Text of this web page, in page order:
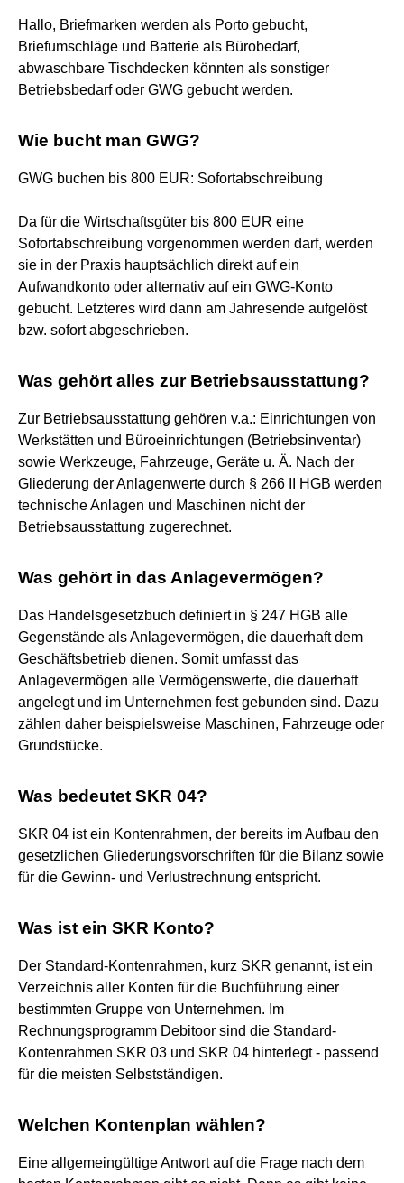
Hallo, Briefmarken werden als Porto gebucht,
Briefumschläge und Batterie als Bürobedarf,
abwaschbare Tischdecken könnten als sonstiger
Betriebsbedarf oder GWG gebucht werden.
Wie bucht man GWG?
GWG buchen bis 800 EUR: Sofortabschreibung
Da für die Wirtschaftsgüter bis 800 EUR eine
Sofortabschreibung vorgenommen werden darf, werden
sie in der Praxis hauptsächlich direkt auf ein
Aufwandkonto oder alternativ auf ein GWG-Konto
gebucht. Letzteres wird dann am Jahresende aufgelöst
bzw. sofort abgeschrieben.
Was gehört alles zur Betriebsausstattung?
Zur Betriebsausstattung gehören v.a.: Einrichtungen von
Werkstätten und Büroeinrichtungen (Betriebsinventar)
sowie Werkzeuge, Fahrzeuge, Geräte u. Ä. Nach der
Gliederung der Anlagenwerte durch § 266 II HGB werden
technische Anlagen und Maschinen nicht der
Betriebsausstattung zugerechnet.
Was gehört in das Anlagevermögen?
Das Handelsgesetzbuch definiert in § 247 HGB alle
Gegenstände als Anlagevermögen, die dauerhaft dem
Geschäftsbetrieb dienen. Somit umfasst das
Anlagevermögen alle Vermögenswerte, die dauerhaft
angelegt und im Unternehmen fest gebunden sind. Dazu
zählen daher beispielsweise Maschinen, Fahrzeuge oder
Grundstücke.
Was bedeutet SKR 04?
SKR 04 ist ein Kontenrahmen, der bereits im Aufbau den
gesetzlichen Gliederungsvorschriften für die Bilanz sowie
für die Gewinn- und Verlustrechnung entspricht.
Was ist ein SKR Konto?
Der Standard-Kontenrahmen, kurz SKR genannt, ist ein
Verzeichnis aller Konten für die Buchführung einer
bestimmten Gruppe von Unternehmen. Im
Rechnungsprogramm Debitoor sind die Standard-
Kontenrahmen SKR 03 und SKR 04 hinterlegt - passend
für die meisten Selbstständigen.
Welchen Kontenplan wählen?
Eine allgemeingültige Antwort auf die Frage nach dem